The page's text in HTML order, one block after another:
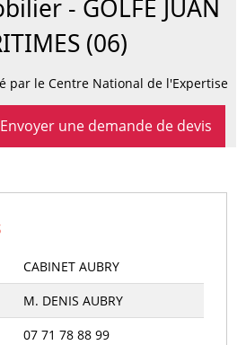
- GOLFE JUAN
(06)
par le Centre National de l'Expertise
Envoyer une demande de devis
CABINET AUBRY
M. DENIS AUBRY
07 71 78 88 99